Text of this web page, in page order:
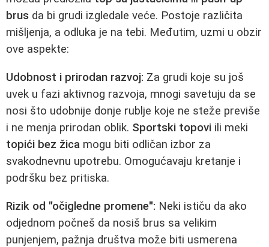
brus da bi grudi izgledale veće. Postoje različita
mišljenja, a odluka je na tebi. Međutim, uzmi u obzir
ove aspekte:
Udobnost i prirodan razvoj: Za grudi koje su još
uvek u fazi aktivnog razvoja, mnogi savetuju da se
nosi što udobnije donje rublje koje ne steže previše
i ne menja prirodan oblik. Sportski topovi ili meki
topići bez žica mogu biti odličan izbor za
svakodnevnu upotrebu. Omogućavaju kretanje i
podršku bez pritiska.
Rizik od "očigledne promene": Neki ističu da ako
odjednom počneš da nosiš brus sa velikim
punjenjem, pažnja društva može biti usmerena